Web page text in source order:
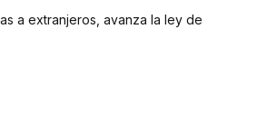
a extranjeros, avanza la ley de